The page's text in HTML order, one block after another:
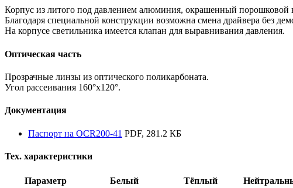
Корпус из литого под давлением алюминия, окрашенный порошковой
Благодаря специальной конструкции возможна смена драйвера без
На корпусе светильника имеется клапан для выравнивания давления.
Оптическая часть
Прозрачные линзы из оптического поликарбоната.
Угол рассеивания 160°х120°.
Документация
Паспорт на OCR200-41 PDF, 281.2 КБ
Тех. характеристики
Параметр Белый Тёплый